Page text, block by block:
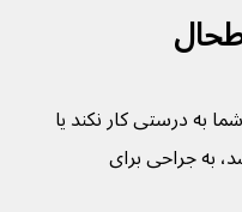
درستی کار نکند یا
به جراحی برای